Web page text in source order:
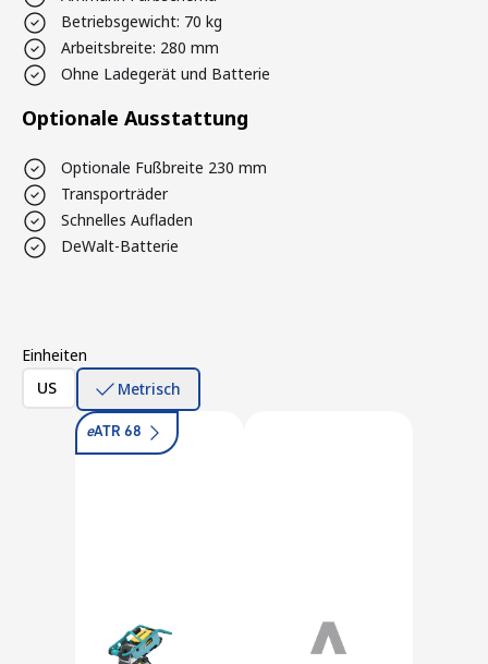
Betriebsgewicht: 70 kg
Arbeitsbreite: 280 mm
Ohne Ladegerät und Batterie
Optionale Ausstattung
Optionale Fußbreite 230 mm
Transporträder
Schnelles Aufladen
DeWalt-Batterie
Einheiten
US
Metrisch
eATR 68